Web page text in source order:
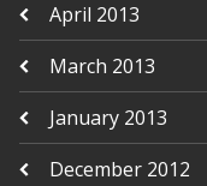
April 2013
March 2013
January 2013
December 2012